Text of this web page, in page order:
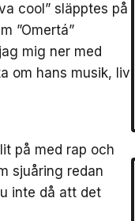
cool” släpptes på
”Omertá”
mig ner med
om hans musik, liv
på med rap och
sjuåring redan
inte då att det